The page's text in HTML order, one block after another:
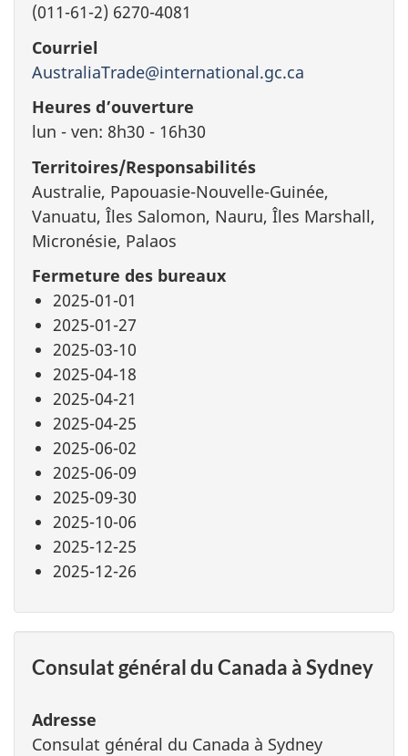
(011-61-2) 6270-4081
Courriel
AustraliaTrade@international.gc.ca
Heures d’ouverture
lun - ven: 8h30 - 16h30
Territoires/Responsabilités
Australie, Papouasie-Nouvelle-Guinée,
Vanuatu, Îles Salomon, Nauru, Îles Marshall,
Micronésie, Palaos
Fermeture des bureaux
2025-01-01
2025-01-27
2025-03-10
2025-04-18
2025-04-21
2025-04-25
2025-06-02
2025-06-09
2025-09-30
2025-10-06
2025-12-25
2025-12-26
Consulat général du Canada à Sydney
Adresse
Consulat général du Canada à Sydney